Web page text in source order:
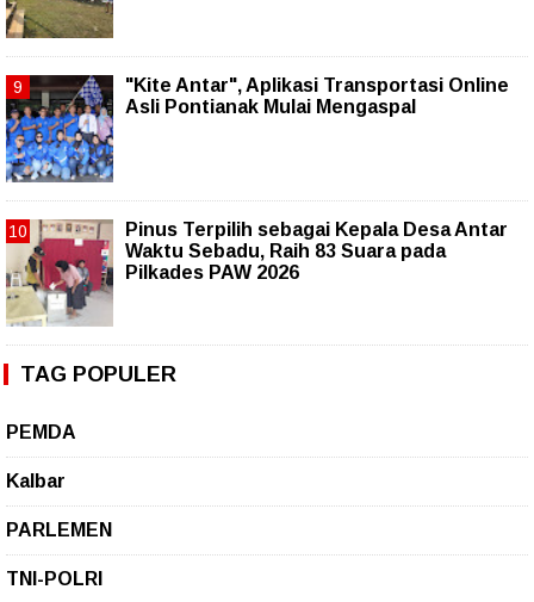
"Kite Antar", Aplikasi Transportasi Online
Asli Pontianak Mulai Mengaspal
Pinus Terpilih sebagai Kepala Desa Antar
Waktu Sebadu, Raih 83 Suara pada
Pilkades PAW 2026
TAG POPULER
PEMDA
Kalbar
PARLEMEN
TNI-POLRI